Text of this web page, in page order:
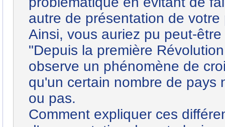
autre de présentation de votre
Ainsi, vous auriez pu peut-
"Depuis la première
observe un phénomène de
qu'un certain nombre de pays
ou pas.
Comment expliquer ces